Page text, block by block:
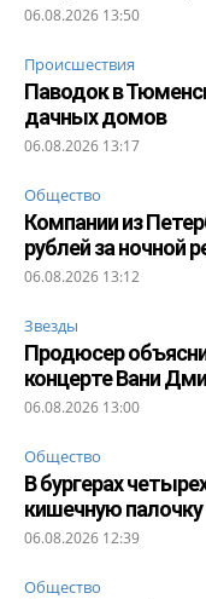
06.08.2026 13:50
Происшествия
Паводок в
дачных домов
06.08.2026 13:17
Общество
Компании из
рублей за ночной
06.08.2026 13:12
Звезды
Продюсер
концерте Вани
06.08.2026 13:00
Общество
В бургерах
кишечную палочку
06.08.2026 12:39
Общество